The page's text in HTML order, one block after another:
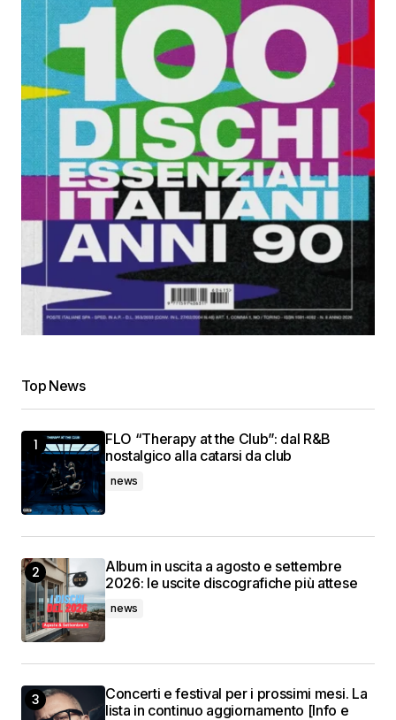
Top News
FLO “Therapy at the Club”: dal R&B
nostalgico alla catarsi da club
news
Album in uscita a agosto e settembre
2026: le uscite discografiche più attese
news
Concerti e festival per i prossimi mesi. La
lista in continuo aggiornamento [Info e